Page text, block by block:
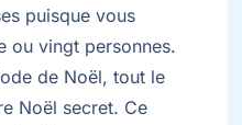
puisque vous
ou vingt personnes.
de Noël, tout le
Noël secret. Ce